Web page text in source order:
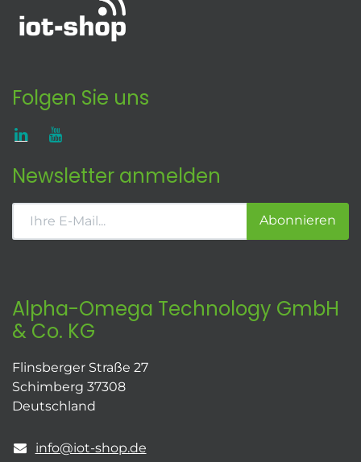
Folgen Sie uns
Newsletter anmelden
Abonnieren
Alpha-Omega Technology GmbH
& Co. KG
Flinsberger Straße 27
Schimberg 37308
Deutschland
info@iot-shop.de